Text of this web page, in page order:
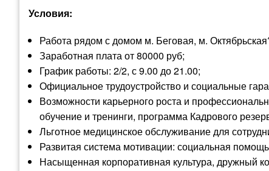
Условия:
Работа рядом с домом м. Беговая, м.
Заработная плата от 80000 руб;
График работы: 2/2, с 9.00 до 21.00;
Официальное трудоустройство и социальные
Возможности карьерного роста и
обучение и тренинги, программа Кадрового
Льготное медицинское обслуживание для
Развитая система мотивации: социальная
Насыщенная корпоративная культура, дружный